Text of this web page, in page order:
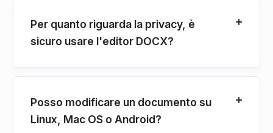
Per quanto riguarda la privacy, è
sicuro usare l'editor DOCX?
Posso modificare un documento su
Linux, Mac OS o Android?